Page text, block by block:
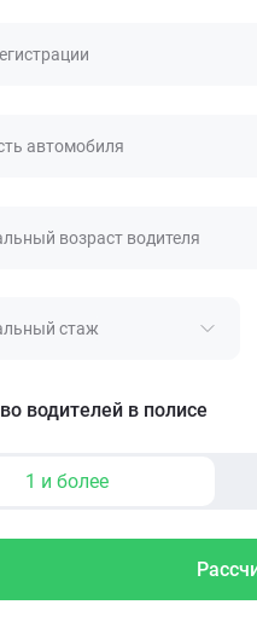
автомобиля
возраст водителя
стаж
водителей в полисе
1 и более